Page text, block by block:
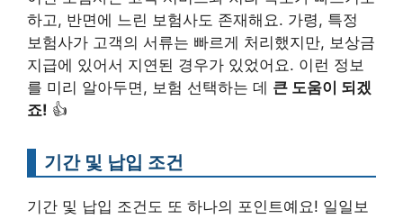
하고, 반면에 느린 보험사도 존재해요. 가령, 특정
보험사가 고객의 서류는 빠르게 처리했지만, 보상금
지급에 있어서 지연된 경우가 있었어요. 이런 정보
를 미리 알아두면, 보험 선택하는 데 큰 도움이 되겠
죠! 👍
기간 및 납입 조건
기간 및 납입 조건도 또 하나의 포인트예요! 일일보